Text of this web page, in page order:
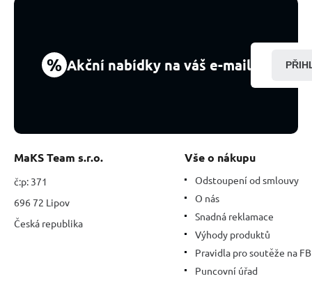
16
-
a
prosperity
% Akční nabídky na váš e-mail
MaKS Team s.r.o.
č:p: 371
696 72 Lipov
Česká republika
Vše o nákupu
Odstoupení od smlouvy
O nás
Snadná reklamace
Výhody produktů
Pravidla pro soutěže na FB
Puncovní úřad